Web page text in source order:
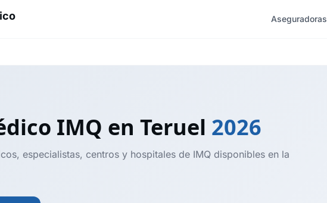
Aseguradoras
IMQ en Teruel 2026
especialistas, centros y hospitales de IMQ disponibles en la